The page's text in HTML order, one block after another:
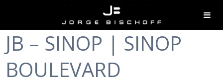
JB – SINOP | SINOP
BOULEVARD